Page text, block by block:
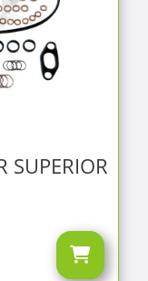
SUPERIOR